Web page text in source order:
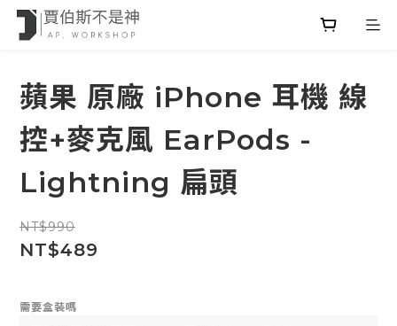
蘋果 原廠 iPhone 耳機 線
控+麥克風 EarPods -
Lightning 扁頭
NT$990
NT$489
需要盒裝嗎